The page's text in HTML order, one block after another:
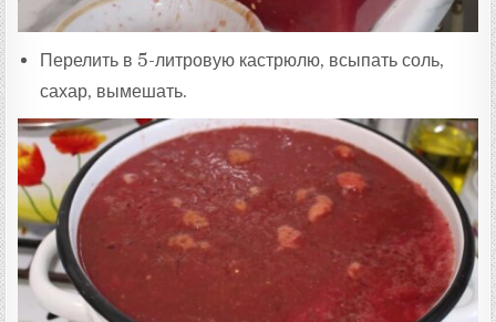
Перелить в 5-литровую кастрюлю, всыпать соль,
сахар, вымешать.